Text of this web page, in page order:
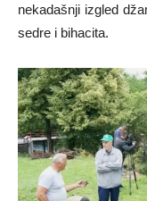
nekadašnji izgled
sedre i bihacita.